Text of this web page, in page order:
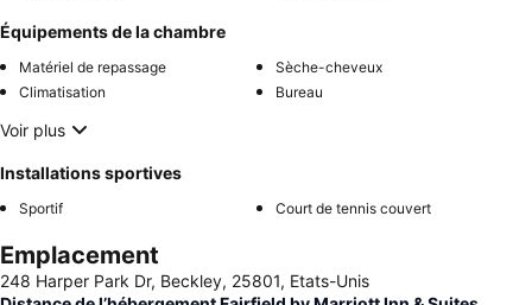
Équipements de la chambre
Matériel de repassage
Sèche-cheveux
Climatisation
Bureau
Voir plus
Installations sportives
Sportif Court de tennis couvert
Emplacement
248 Harper Park Dr, Beckley, 25801, Etats-Unis